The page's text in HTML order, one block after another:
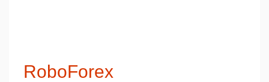
RoboForex